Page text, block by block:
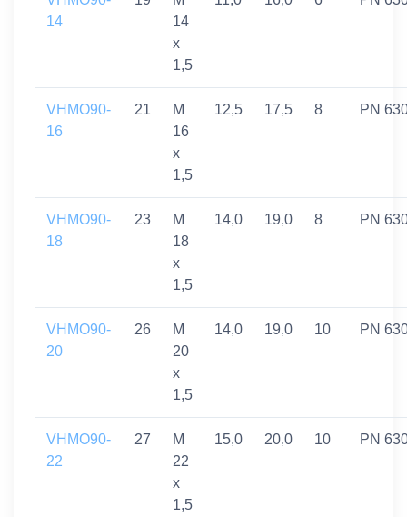
14
14
x
1,5
VHMO90-
16
21
M
16
x
1,5
12,5 17,5 8 PN
VHMO90-
18
23
M
18
x
1,5
14,0 19,0 8 PN
VHMO90-
20
26
M
20
x
1,5
14,0 19,0 10 PN
VHMO90-
22
27
M
22
x
1,5
15,0 20,0 10 PN